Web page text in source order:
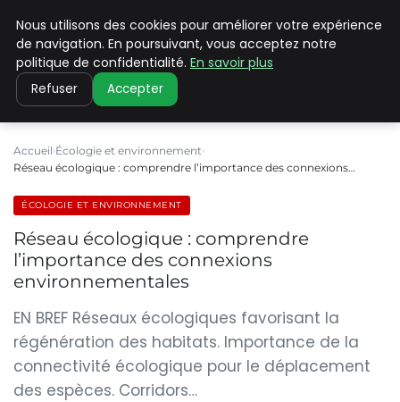
CLIMATE C ADVANCED
Accueil Écologie et environnement
Réseau écologique : comprendre l’importance des connexions…
ÉCOLOGIE ET ENVIRONNEMENT
Réseau écologique : comprendre
l’importance des connexions
environnementales
EN BREF Réseaux écologiques favorisant la
régénération des habitats. Importance de la
connectivité écologique pour le déplacement
des espèces. Corridors…
Nous utilisons des cookies pour améliorer votre expérience
de navigation. En poursuivant, vous acceptez notre
politique de confidentialité. En savoir plus
Refuser Accepter